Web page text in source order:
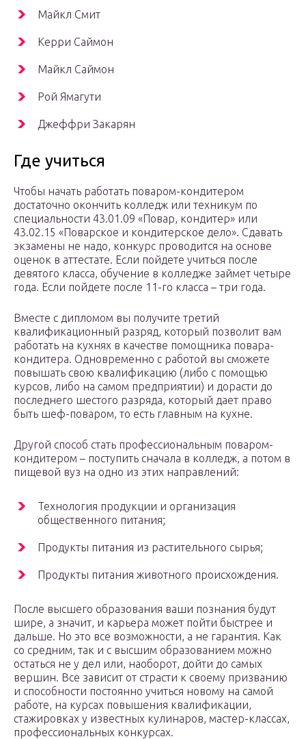
Майкл Смит
Керри Саймон
Майкл Саймон
Рой Ямагути
Джеффри Закарян
Где учиться
Чтобы начать работать поваром-кондитером
достаточно окончить колледж или техникум по
специальности 43.01.09 «Повар, кондитер» или
43.02.15 «Поварское и кондитерское дело». Сдавать
экзамены не надо, конкурс проводится на основе
оценок в аттестате. Если пойдете учиться после
девятого класса, обучение в колледже займет четыре
года. Если пойдете после 11-го класса – три года.
Вместе с дипломом вы получите третий
квалификационный разряд, который позволит вам
работать на кухнях в качестве помощника повара-
кондитера. Одновременно с работой вы сможете
повышать свою квалификацию (либо с помощью
курсов, либо на самом предприятии) и дорасти до
последнего шестого разряда, который дает право
быть шеф-поваром, то есть главным на кухне.
Другой способ стать профессиональным поваром-
кондитером – поступить сначала в колледж, а потом в
пищевой вуз на одно из этих направлений:
Технология продукции и организация
общественного питания;
Продукты питания из растительного сырья;
Продукты питания животного происхождения.
После высшего образования ваши познания будут
шире, а значит, и карьера может пойти быстрее и
дальше. Но это все возможности, а не гарантия. Как
со средним, так и с высшим образованием можно
остаться не у дел или, наоборот, дойти до самых
вершин. Все зависит от страсти к своему призванию
и способности постоянно учиться новому на самой
работе, на курсах повышения квалификации,
стажировках у известных кулинаров, мастер-классах,
профессиональных конкурсах.